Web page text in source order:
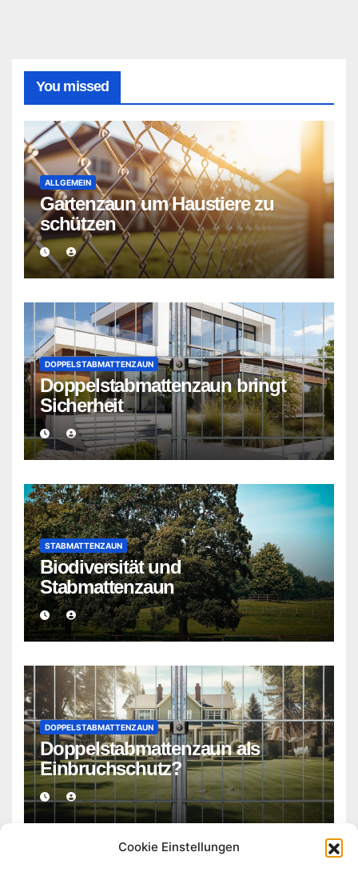
Cookie Einstellungen
You missed
ALLGEMEIN
Gartenzaun um Haustiere zu
schützen
DOPPELSTABMATTENZAUN
Doppelstabmattenzaun bringt
Sicherheit
STABMATTENZAUN
Biodiversität und
Stabmattenzaun
DOPPELSTABMATTENZAUN
Doppelstabmattenzaun als
Einbruchschutz?